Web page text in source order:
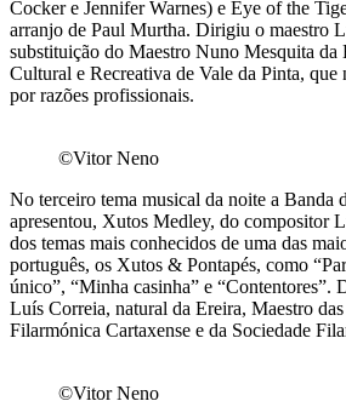
Cocker e Jennifer Warnes) e Eye of the
arranjo de Paul Murtha. Dirigiu o maestro
substituição do Maestro Nuno Mesquita da
Cultural e Recreativa de Vale da Pinta, que
por razões profissionais.
©Vitor Neno
No terceiro tema musical da noite a Banda
apresentou, Xutos Medley, do compositor
dos temas mais conhecidos de uma das
português, os Xutos & Pontapés, como
único”, “Minha casinha” e “Contentores”.
Luís Correia, natural da Ereira, Maestro
Filarmónica Cartaxense e da Sociedade
©Vitor Neno